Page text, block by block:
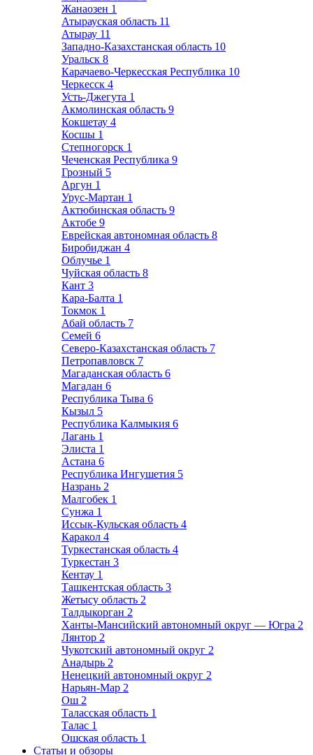
Жанаозен 1
Атырауская область 11
Атырау 11
Западно-Казахстанская область 10
Уральск 8
Карачаево-Черкесская Республика 10
Черкесск 4
Усть-Джегута 1
Акмолинская область 9
Кокшетау 4
Косшы 1
Степногорск 1
Чеченская Республика 9
Грозный 5
Аргун 1
Урус-Мартан 1
Актюбинская область 9
Актобе 9
Еврейская автономная область 8
Биробиджан 4
Облучье 1
Чуйская область 8
Кант 3
Кара-Балта 1
Токмок 1
Абай область 7
Семей 6
Северо-Казахстанская область 7
Петропавловск 7
Магаданская область 6
Магадан 6
Республика Тыва 6
Кызыл 5
Республика Калмыкия 6
Лагань 1
Элиста 1
Астана 6
Республика Ингушетия 5
Назрань 2
Малгобек 1
Сунжа 1
Иссык-Кульская область 4
Каракол 4
Туркестанская область 4
Туркестан 3
Кентау 1
Ташкентская область 3
Жетысу область 2
Талдыкорган 2
Ханты-Мансийский автономный округ — Югра 2
Лянтор 2
Чукотский автономный округ 2
Анадырь 2
Ненецкий автономный округ 2
Нарьян-Мар 2
Ош 2
Таласская область 1
Талас 1
Ошская область 1
Статьи и обзоры